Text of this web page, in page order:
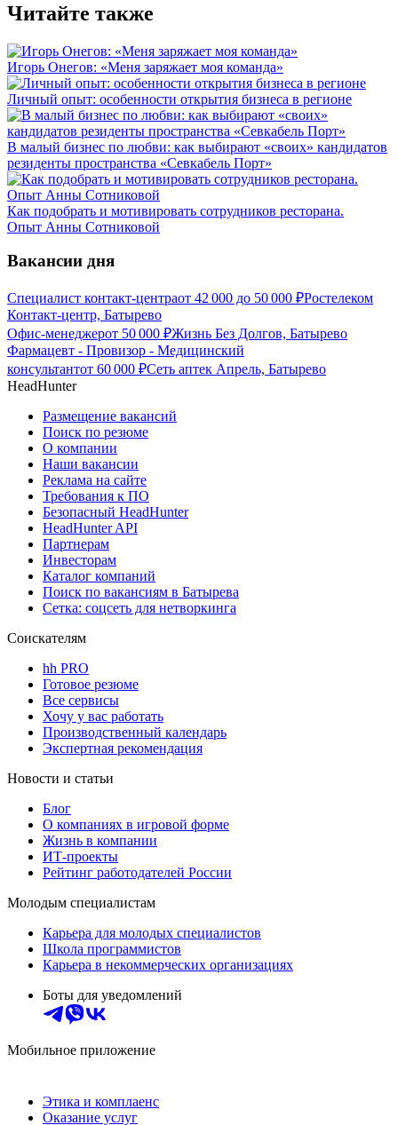
Читайте также
Игорь Онегов: «Меня заряжает моя команда»
Личный опыт: особенности открытия бизнеса в регионе
В малый бизнес по любви: как выбирают «своих» кандидатов
резиденты пространства «Севкабель Порт»
Как подобрать и мотивировать сотрудников ресторана.
Опыт Анны Сотниковой
Вакансии дня
Специалист контакт-центраот 42 000 до 50 000 ₽Ростелеком
Контакт-центр, Батырево
Офис-менеджерот 50 000 ₽Жизнь Без Долгов, Батырево
Фармацевт - Провизор - Медицинский
консультантот 60 000 ₽Сеть аптек Апрель, Батырево
HeadHunter
Размещение вакансий
Поиск по резюме
О компании
Наши вакансии
Реклама на сайте
Требования к ПО
Безопасный HeadHunter
HeadHunter API
Партнерам
Инвесторам
Каталог компаний
Поиск по вакансиям в Батырева
Сетка: соцсеть для нетворкинга
Соискателям
hh PRO
Готовое резюме
Все сервисы
Хочу у вас работать
Производственный календарь
Экспертная рекомендация
Новости и статьи
Блог
О компаниях в игровой форме
Жизнь в компании
ИТ-проекты
Рейтинг работодателей России
Молодым специалистам
Карьера для молодых специалистов
Школа программистов
Карьера в некоммерческих организациях
Боты для уведомлений
Мобильное приложение
Этика и комплаенс
Оказание услуг